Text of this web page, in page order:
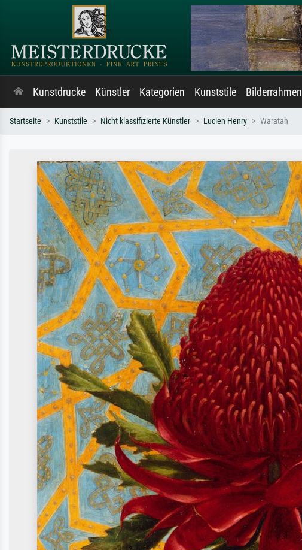
Kunstdrucke Künstler Kategorien Kunststile Bilderrahmen
Startseite Kunststile Nicht klassifizierte Künstler Lucien Henry Waratah